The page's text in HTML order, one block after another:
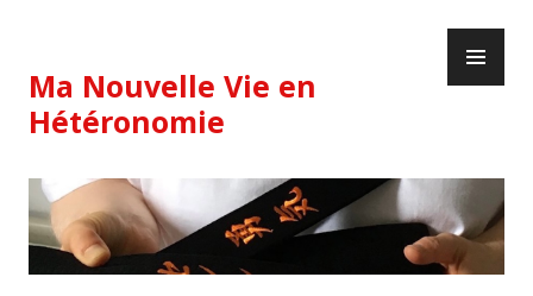
content
Ma Nouvelle Vie en
Hétéronomie